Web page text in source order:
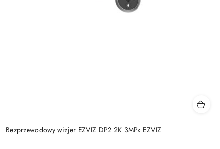
Bezprzewodowy wizjer EZVIZ DP2 2K 3MPx EZVIZ